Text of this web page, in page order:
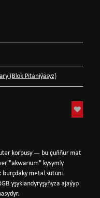
(Blok Pitaniýasyz)
korpusy — bu çuňňur mat
"akwarium" kysymly
burçdaky metal sütüni
yşyklandyryşyňyza ajaýyp